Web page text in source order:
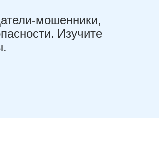
мошенники,
Изучите